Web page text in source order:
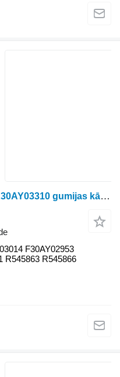
VULCAN AGRI - 30"x6"x59 - A30AY03310 gumijas kāpurķēde paredzēts John Deere 8RT : 8295RT / 8310RT / 8320RT / 8335RT / 8345RT / 8360RT / 8370RT • Fendt MT938 / 940 / 943 • Challenger MT738 / 740 / 743 kāpurķēžu traktora
F30AY02953
R545863 R545866